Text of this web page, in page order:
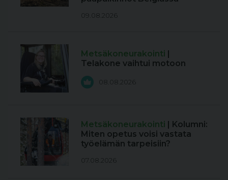
09.08.2026
Metsäkoneurakointi |
Telakone vaihtui motoon
08.08.2026
Metsäkoneurakointi | Kolumni:
Miten opetus voisi vastata
työelämän tarpeisiin?
07.08.2026